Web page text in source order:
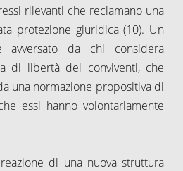
rilevanti che reclamano una
protezione giuridica (10). Un
avversato da chi considera
di libertà dei conviventi, che
una normazione propositiva di
essi hanno volontariamente
di una nuova struttura